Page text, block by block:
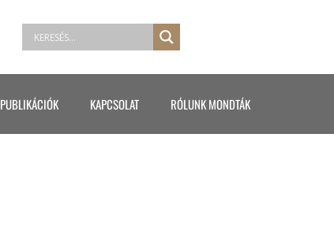
PUBLIKÁCIÓK KAPCSOLAT RÓLUNK MONDTÁK